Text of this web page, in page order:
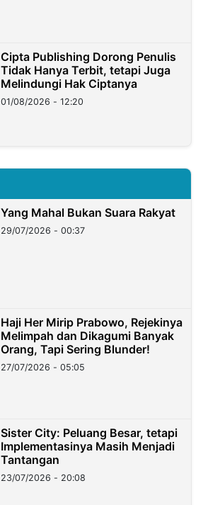
Cipta Publishing Dorong Penulis
Tidak Hanya Terbit, tetapi Juga
Melindungi Hak Ciptanya
01/08/2026 - 12:20
Yang Mahal Bukan Suara Rakyat
29/07/2026 - 00:37
Haji Her Mirip Prabowo, Rejekinya
Melimpah dan Dikagumi Banyak
Orang, Tapi Sering Blunder!
27/07/2026 - 05:05
Sister City: Peluang Besar, tetapi
Implementasinya Masih Menjadi
Tantangan
23/07/2026 - 20:08